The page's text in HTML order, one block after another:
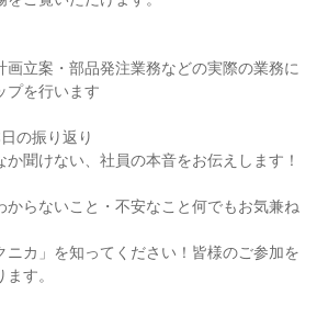
画立案・部品発注業務などの実際の業務に
プを行います
の振り返り
聞けない、社員の本音をお伝えします！
からないこと・不安なこと何でもお気兼ね
ニカ」を知ってください！皆様のご参加を
す。